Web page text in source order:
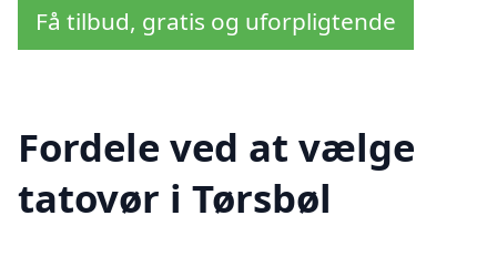
Få tilbud, gratis og uforpligtende
Fordele ved at vælge
tatovør i Tørsbøl